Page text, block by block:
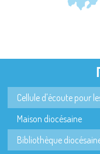
Cellule d'écoute pour
Maison diocésaine
Bibliothèque